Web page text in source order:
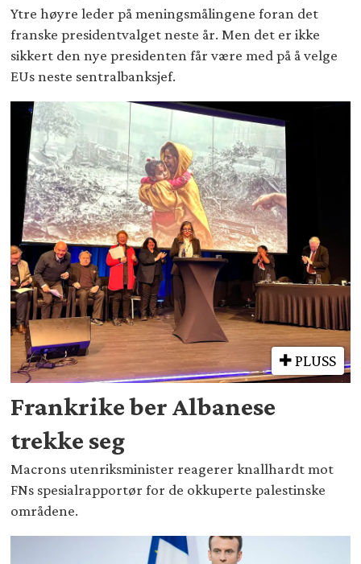
Ytre høyre leder på meningsmålingene foran det
franske presidentvalget neste år. Men det er ikke
sikkert den nye presidenten får være med på å velge
EUs neste sentralbanksjef.
PLUSS
Frankrike ber Albanese
trekke seg
Macrons utenriksminister reagerer knallhardt mot
FNs spesialrapportør for de okkuperte palestinske
områdene.